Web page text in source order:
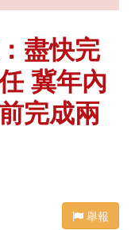
盡快完
冀年內
完成兩
舉報